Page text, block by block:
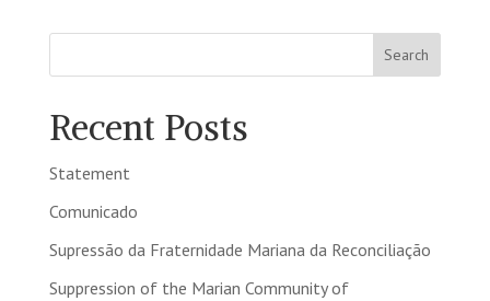
Search
Recent Posts
Statement
Comunicado
Supressão da Fraternidade Mariana da Reconciliação
Suppression of the Marian Community of